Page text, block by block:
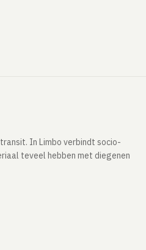
In Limbo verbindt socio-
teveel hebben met diegenen